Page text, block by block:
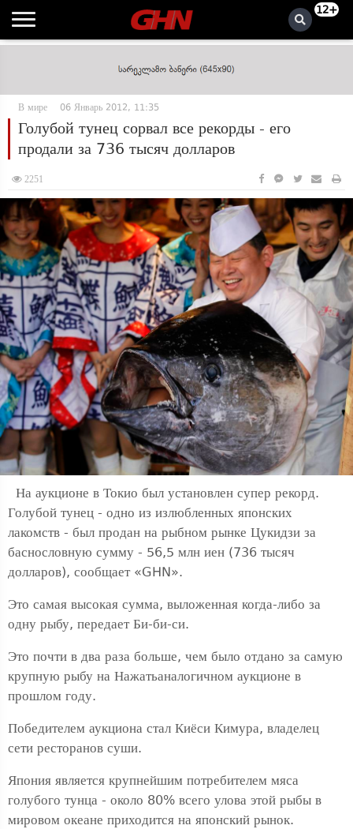
12+
В мире 06 Январь 2012, 11:35
Голубой тунец сорвал все рекорды - его
продали за 736 тысяч долларов
2251
На аукционе в Токио был установлен супер рекорд.
Голубой тунец - одно из излюбленных японских
лакомств - был продан на рыбном рынке Цукидзи за
баснословную сумму - 56,5 млн иен (736 тысяч
долларов), сообщает «GHN».
Это самая высокая сумма, выложенная когда-либо за
одну рыбу, передает Би-би-си.
Это почти в два раза больше, чем было отдано за самую
крупную рыбу на Нажатьаналогичном аукционе в
прошлом году.
Победителем аукциона стал Киёси Кимура, владелец
сети ресторанов суши.
Япония является крупнейшим потребителем мяса
голубого тунца - около 80% всего улова этой рыбы в
мировом океане приходится на японский рынок.